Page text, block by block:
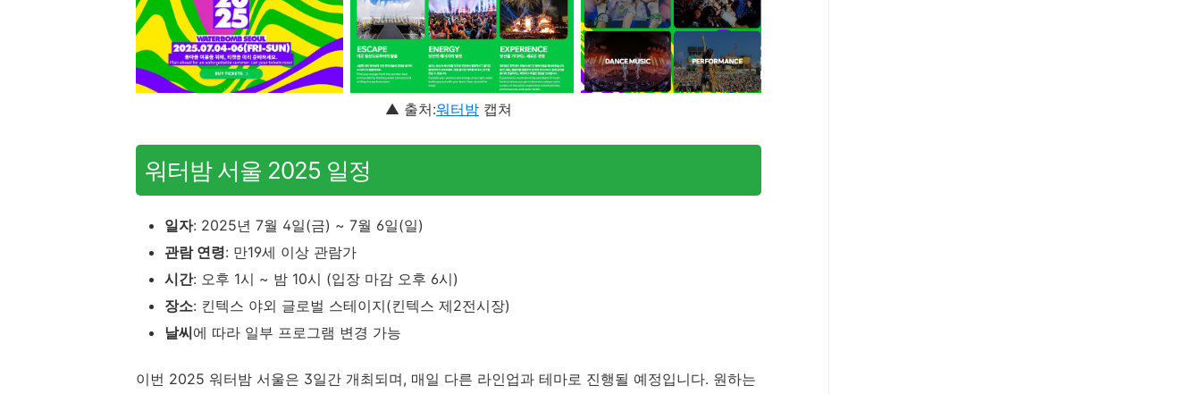
▲ 출처:워터밤 캡쳐
워터밤 서울 2025 일정
일자: 2025년 7월 4일(금) ~ 7월 6일(일)
관람 연령: 만19세 이상 관람가
시간: 오후 1시 ~ 밤 10시 (입장 마감 오후 6시)
장소: 킨텍스 야외 글로벌 스테이지(킨텍스 제2전시장)
날씨에 따라 일부 프로그램 변경 가능
이번 2025 워터밤 서울은 3일간 개최되며, 매일 다른 라인업과 테마로 진행될 예정입니다. 원하는